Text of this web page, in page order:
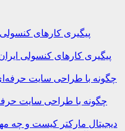
پیگیری کارهای کنسولی
چگونه با طراحی سایت